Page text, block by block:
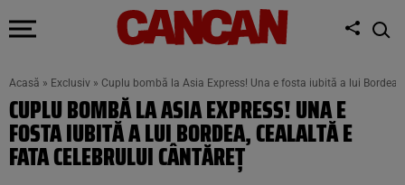
Acasă » Exclusiv » Cuplu bombă la Asia Express! Una e fosta iubită a lui
CUPLU BOMBĂ LA ASIA EXPRESS! UNA E
FOSTA IUBITĂ A LUI BORDEA, CEALALTĂ E
FATA CELEBRULUI CÂNTĂREȚ